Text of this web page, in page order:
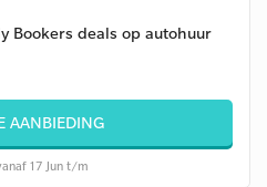
Bookers deals op autohuur
AANBIEDING
17 Jun t/m